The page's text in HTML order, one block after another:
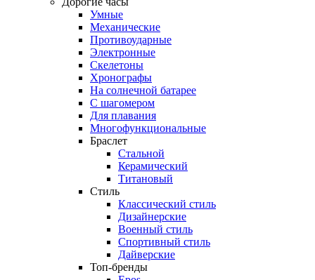
Умные
Механические
Противоударные
Электронные
Скелетоны
Хронографы
На солнечной батарее
С шагомером
Для плавания
Многофункциональные
Браслет
Стальной
Керамический
Титановый
Стиль
Классический стиль
Дизайнерские
Военный стиль
Спортивный стиль
Дайверские
Топ-бренды